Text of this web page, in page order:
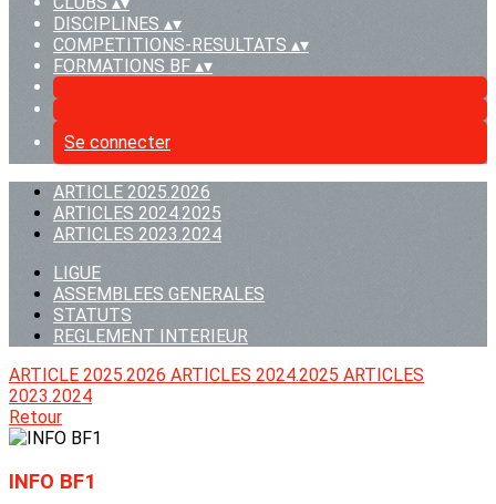
DISCIPLINES ▴▾
COMPETITIONS-RESULTATS ▴▾
FORMATIONS BF ▴▾
Se connecter
ARTICLE 2025.2026
ARTICLES 2024.2025
ARTICLES 2023.2024
LIGUE
ASSEMBLEES GENERALES
STATUTS
REGLEMENT INTERIEUR
ARTICLE 2025.2026 ARTICLES 2024.2025 ARTICLES
2023.2024
Retour
INFO BF1